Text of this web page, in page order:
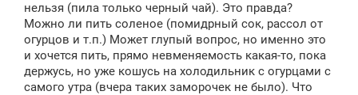
нельзя (пила только черный чай). Это правда?
Можно ли пить соленое (помидрный сок, рассол от
огурцов и т.п.) Может глупый вопрос, но именно это
и хочется пить, прямо невменяемость какая-то, пока
держусь, но уже кошусь на холодильник с огурцами с
самого утра (вчера таких заморочек не было). Что